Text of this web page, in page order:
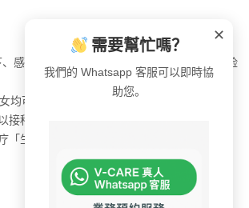
感染过水痘人士亦有生蛇风险，一般而言风险
均可接种
接种此疫苗
「生蛇」，现正「生蛇」者不适合接种此疫苗
✕
需要幫忙嗎？
我們的 Whatsapp 客服可以即時協
助您。